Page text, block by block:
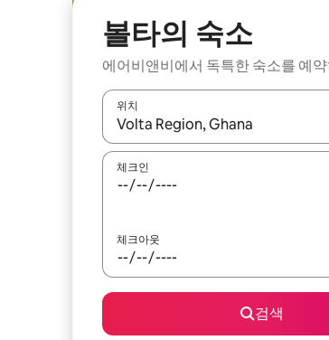
볼타의 숙소
에어비앤비에서 독특한 숙소를 예
위치
결과가 나오면 위·아래 화살표 키를
체크인
체크아웃
검색